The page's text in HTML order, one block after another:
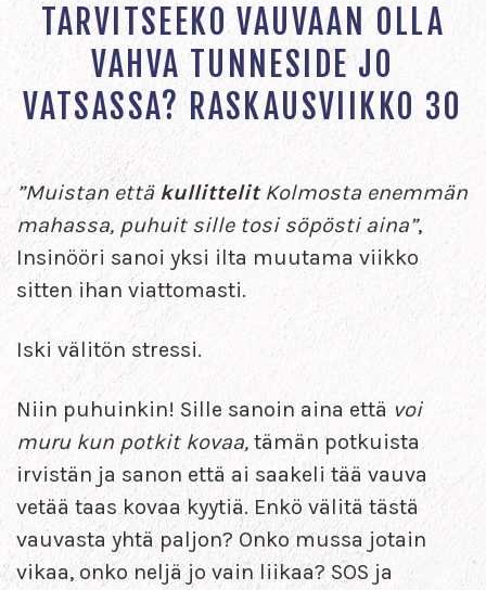
TARVITSEEKO VAUVAAN OLLA
VAHVA TUNNESIDE JO
VATSASSA? RASKAUSVIIKKO 30
”Muistan että kullittelitKolmosta enemmän
mahassa, puhuit sille tosi söpösti aina”,
Insinööri sanoi yksi ilta muutama viikko
sitten ihan viattomasti.
Iski välitön stressi.
Niin puhuinkin! Sille sanoin aina että voi
muru kun potkit kovaa, tämän potkuista
irvistän ja sanon että ai saakeli tää vauva
vetää taas kovaa kyytiä. Enkö välitä tästä
vauvasta yhtä paljon? Onko mussa jotain
vikaa, onko neljä jo vain liikaa? SOS ja